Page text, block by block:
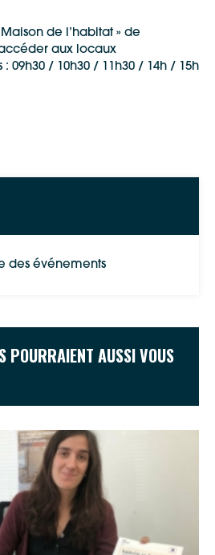
des événements
POURRAIENT AUSSI VOUS
de l’habitat » de
aux locaux
09h30 / 10h30 / 11h30 / 14h / 15h